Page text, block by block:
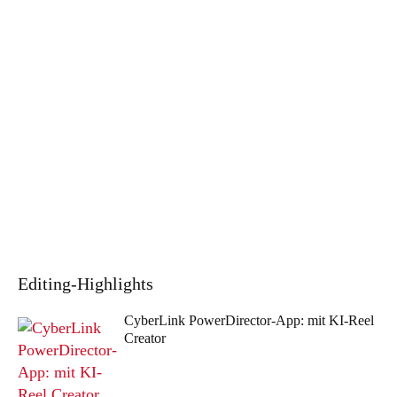
Editing-Highlights
CyberLink PowerDirector-App: mit KI-Reel
Creator